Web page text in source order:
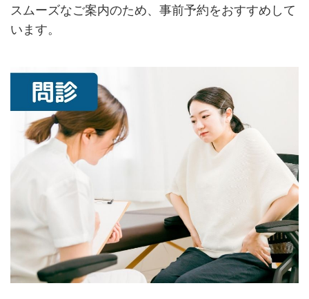
スムーズなご案内のため、事前予約をおすすめして
います。